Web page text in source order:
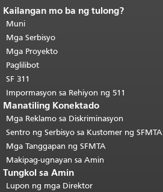
Katapusan ng nilalaman ng
pahina.
pahinang ito ay nauulit sa bawat
pahina.Bumalik sa itaas ng
pangunahing nilalaman
Kailangan mo ba ng tulong?
Muni
Mga Serbisyo
Mga Proyekto
Paglilibot
SF 311
Impormasyon sa Rehiyon ng 511
Manatiling Konektado
Mga Reklamo sa Diskriminasyon
Sentro ng Serbisyo sa Kustomer ng SFMTA
Mga Tanggapan ng SFMTA
Makipag-ugnayan sa Amin
Tungkol sa Amin
Lupon ng mga Direktor